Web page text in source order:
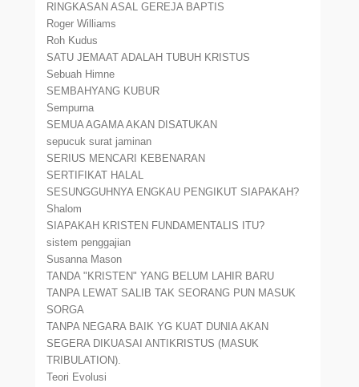
RINGKASAN ASAL GEREJA BAPTIS
Roger Williams
Roh Kudus
SATU JEMAAT ADALAH TUBUH KRISTUS
Sebuah Himne
SEMBAHYANG KUBUR
Sempurna
SEMUA AGAMA AKAN DISATUKAN
sepucuk surat jaminan
SERIUS MENCARI KEBENARAN
SERTIFIKAT HALAL
SESUNGGUHNYA ENGKAU PENGIKUT SIAPAKAH?
Shalom
SIAPAKAH KRISTEN FUNDAMENTALIS ITU?
sistem penggajian
Susanna Mason
TANDA "KRISTEN" YANG BELUM LAHIR BARU
TANPA LEWAT SALIB TAK SEORANG PUN MASUK
SORGA
TANPA NEGARA BAIK YG KUAT DUNIA AKAN
SEGERA DIKUASAI ANTIKRISTUS (MASUK
TRIBULATION).
Teori Evolusi